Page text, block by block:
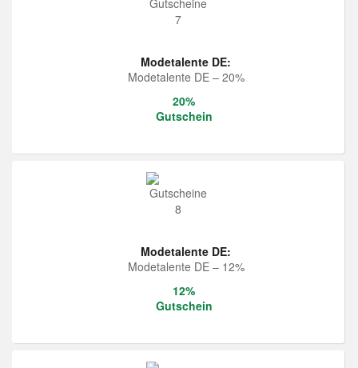
Modetalente DE:
Modetalente DE – 20%
20%
Gutschein
Modetalente DE:
Modetalente DE – 12%
12%
Gutschein